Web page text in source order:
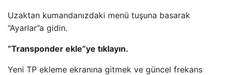
Uzaktan kumandanızdaki menü tuşuna basarak
“Ayarlar”a gidin.
“Transponder ekle”ye tıklayın.
Yeni TP ekleme ekranına gitmek ve güncel frekans